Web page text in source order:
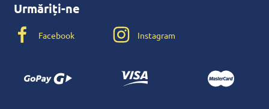
Urmăriți-ne
Facebook Instagram